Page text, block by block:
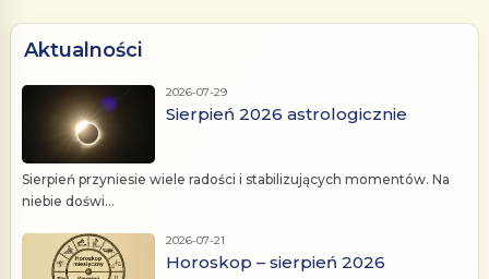
Aktualności
2026-07-29
Sierpień 2026 astrologicznie
Sierpień przyniesie wiele radości i stabilizujących momentów. Na
niebie doświ...
2026-07-21
Horoskop – sierpień 2026